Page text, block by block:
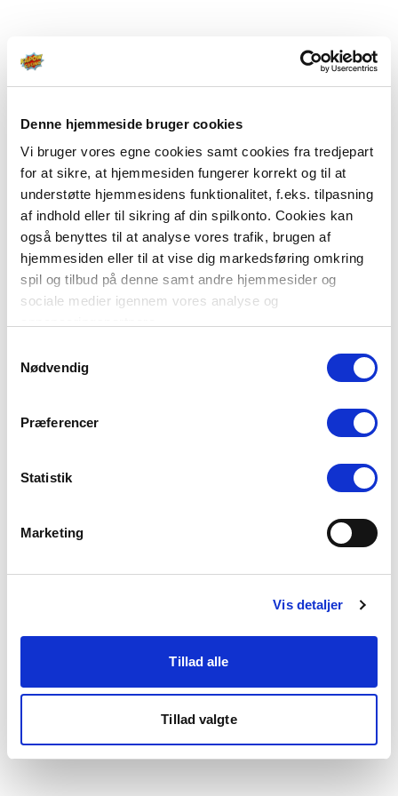
Denne hjemmeside bruger cookies
Vi bruger vores egne cookies samt cookies fra tredjepart
for at sikre, at hjemmesiden fungerer korrekt og til at
understøtte hjemmesidens funktionalitet, f.eks. tilpasning
af indhold eller til sikring af din spilkonto. Cookies kan
også benyttes til at analyse vores trafik, brugen af
hjemmesiden eller til at vise dig markedsføring omkring
spil og tilbud på denne samt andre hjemmesider og
sociale medier igennem vores analyse og
Du kan læse mere om vores brug af cookies under
"Detaljer" eller ved at klikke videre til vores Cookiepolitik,
Nødvendig
Præferencer
Statistik
Marketing
Vis detaljer
Tillad alle
Tillad valgte